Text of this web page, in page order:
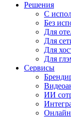
Решения
С
Без
Для
Для
Для
Для
Сервисы
ИИ
Онлайн